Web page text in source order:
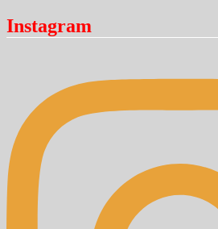
Instagram